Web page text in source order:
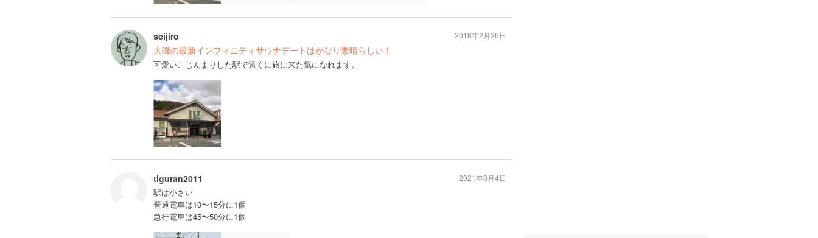
seijiro
大磯の最新インフィニティサウナデートはかなり素晴らしい！
可愛いこじんまりした駅で遠くに旅に来た気になれます。
2018年2月26日
tiguran2011
駅は小さい
普通電車は10〜15分に1個
急行電車は45〜50分に1個
2021年8月4日